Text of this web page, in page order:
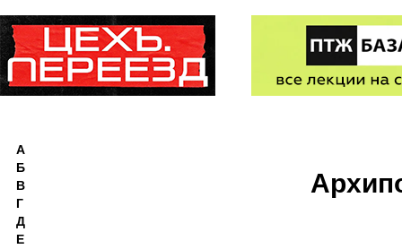
А
Б
В
Г
Д
Е